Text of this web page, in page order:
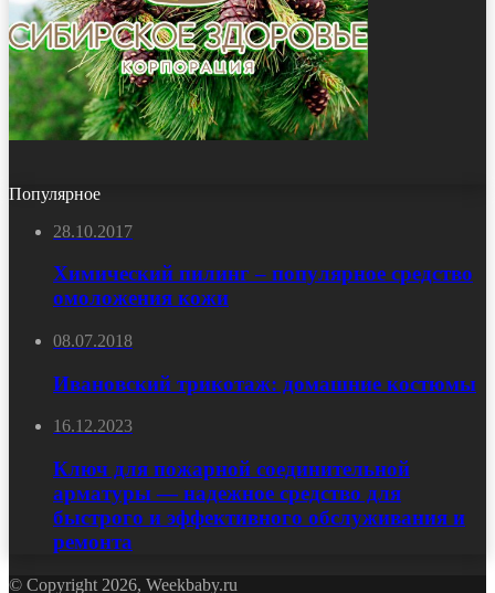
Популярное
28.10.2017
Химический пилинг – популярное средство
омоложения кожи
08.07.2018
Ивановский трикотаж: домашние костюмы
16.12.2023
Ключ для пожарной соединительной
арматуры — надежное средство для
быстрого и эффективного обслуживания и
ремонта
© Copyright 2026, Weekbaby.ru